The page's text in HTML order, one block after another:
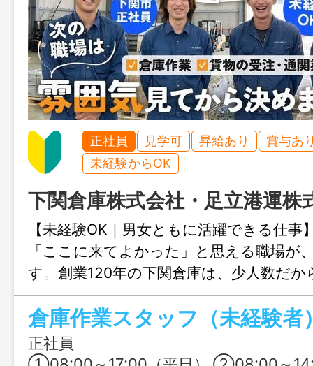
正社員 見学可 昇給あり
賞与あ
未経験からOK
下関倉庫株式会社・足立港運株
【未経験OK｜男女ともに活躍できる仕事
「ここに来てよかった」と思える職場が
す。創業120年の下関倉庫は、少人数だか
りに目が届く環境。先輩たちが丁寧にサ
るので、未経験の方もすぐに自分らしく
倉庫作業スタッフ（未経験者
正社員